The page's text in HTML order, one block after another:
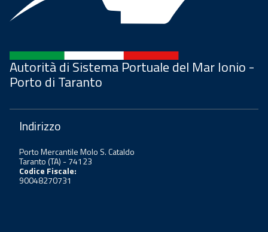
Autorità di Sistema Portuale del Mar Ionio -
Porto di Taranto
Indirizzo
Porto Mercantile Molo S. Cataldo
Taranto (TA) - 74123
Codice Fiscale:
90048270731